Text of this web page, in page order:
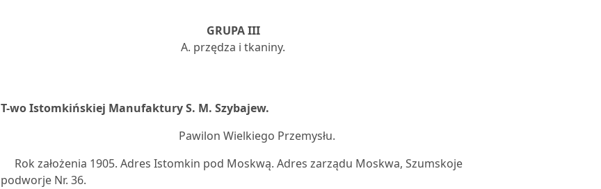
GRUPA III
A. przędza i tkaniny.
T-wo Istomkińskiej Manufaktury S. M. Szybajew.
Pawilon Wielkiego Przemysłu.
Rok założenia 1905. Adres Istomkin pod Moskwą. Adres zarządu Moskwa, Szumskoje
podworje Nr. 36.